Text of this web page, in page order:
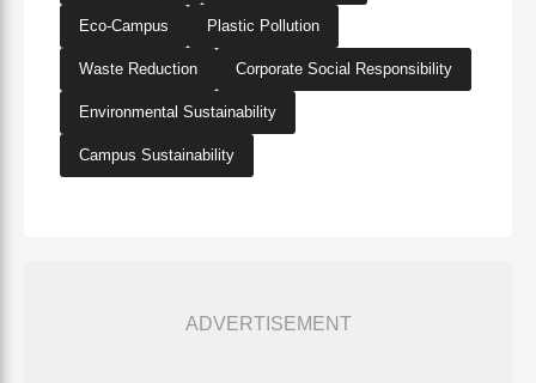
Eco-Campus Plastic Pollution
Waste Reduction Corporate Social Responsibility
Environmental Sustainability
Campus Sustainability
ADVERTISEMENT